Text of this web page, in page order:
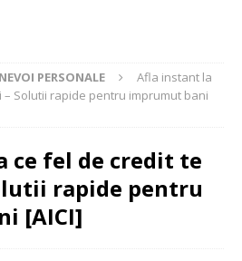
NEVOI PERSONALE
Afla instant la
Solutii rapide pentru imprumut bani
ce fel de credit te
rapide pentru
[AICI]